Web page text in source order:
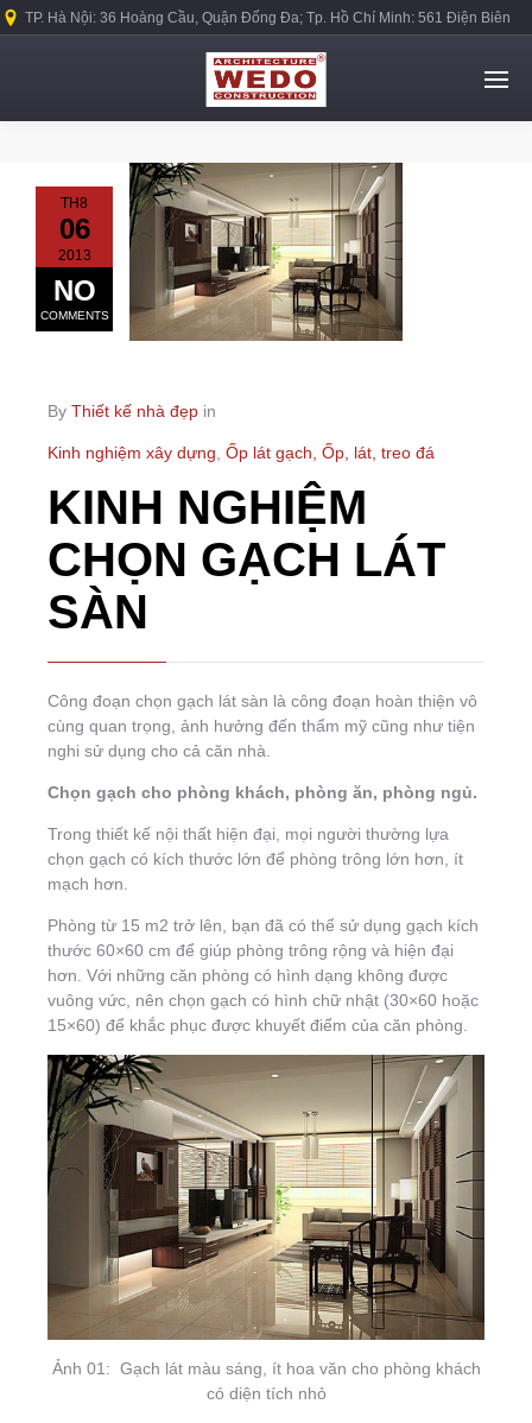
TP. Hà Nội: 36 Hoàng Cầu, Quận Đống Đa; Tp. Hồ Chí Minh: 561 Điện Biên
TH8
06
2013
NO
COMMENTS
By Thiết kế nhà đẹp in
Kinh nghiệm xây dựng Ốp lát gạch, Ốp, lát, treo đá
KINH NGHIỆM
CHỌN GẠCH LÁT
SÀN
Công đoạn chọn gạch lát sàn là công đoạn hoàn thiện vô
cùng quan trọng, ảnh hưởng đến thẩm mỹ cũng như tiện
nghi sử dụng cho cả căn nhà.
Chọn gạch cho phòng khách, phòng ăn, phòng ngủ.
Trong thiết kế nội thất hiện đại, mọi người thường lựa
chọn gạch có kích thước lớn để phòng trông lớn hơn, ít
mạch hơn.
Phòng từ 15 m2 trở lên, bạn đã có thể sử dụng gạch kích
thước 60×60 cm để giúp phòng trông rộng và hiện đại
hơn. Với những căn phòng có hình dạng không được
vuông vức, nên chọn gạch có hình chữ nhật (30×60 hoặc
15×60) để khắc phục được khuyết điểm của căn phòng.
Ảnh 01: Gạch lát màu sáng, ít hoa văn cho phòng khách
có diện tích nhỏ